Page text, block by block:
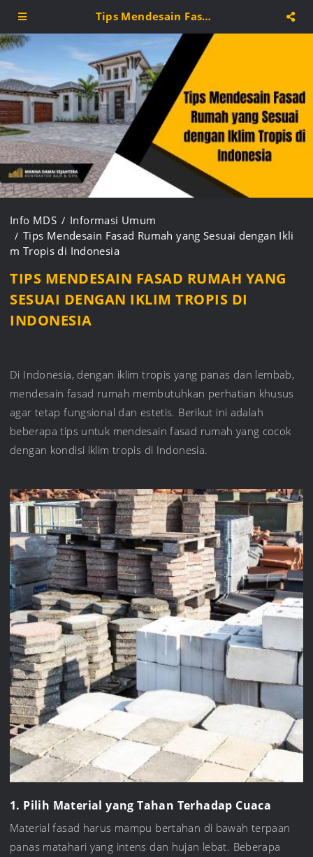
Tips Mendesain Fasad Rumah yang Sesuai dengan Iklim Tropis di Indonesia
Info MDS
Informasi Umum
Tips Mendesain Fasad Rumah yang Sesuai dengan Ikli
m Tropis di Indonesia
TIPS MENDESAIN FASAD RUMAH YANG
SESUAI DENGAN IKLIM TROPIS DI
INDONESIA
Di Indonesia, dengan iklim tropis yang panas dan lembab,
mendesain fasad rumah membutuhkan perhatian khusus
agar tetap fungsional dan estetis. Berikut ini adalah
beberapa tips untuk mendesain fasad rumah yang cocok
dengan kondisi iklim tropis di Indonesia.
1. Pilih Material yang Tahan Terhadap Cuaca
Material fasad harus mampu bertahan di bawah terpaan
panas matahari yang intens dan hujan lebat. Beberapa